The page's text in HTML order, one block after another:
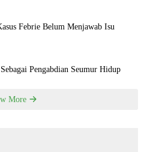
Febrie Belum Menjawab Isu
Pengabdian Seumur Hidup
More